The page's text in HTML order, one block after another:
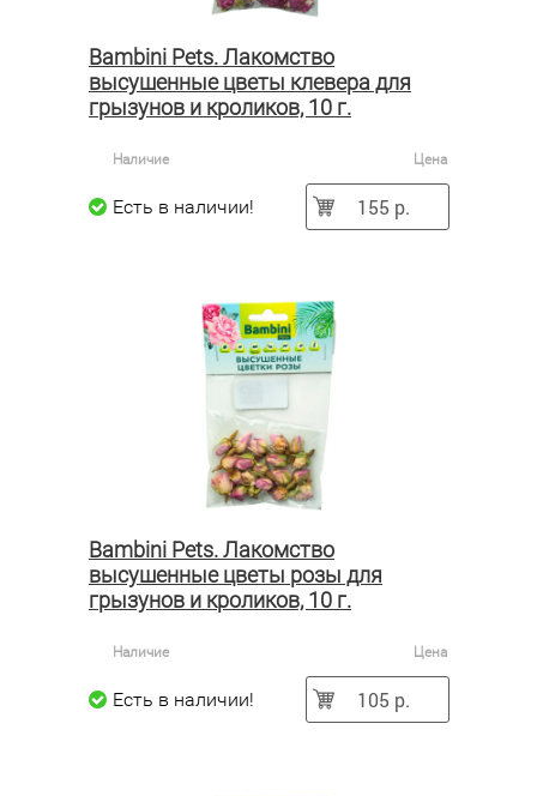
Bambini Pets. Лакомство
высушенные цветы клевера для
грызунов и кроликов, 10 г.
Наличие Цена
Есть в наличии! 155 р.
Bambini Pets. Лакомство
высушенные цветы розы для
грызунов и кроликов, 10 г.
Наличие Цена
Есть в наличии! 105 р.